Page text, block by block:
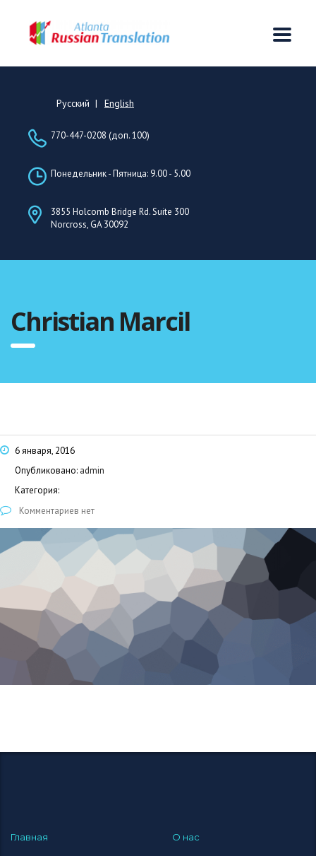
Русский English
770-447-0208 (доп. 100)
Понедельник - Пятница: 9.00 - 5.00
3855 Holcomb Bridge Rd. Suite 300
Norcross, GA 30092
Christian Marcil
6 января, 2016
Опубликовано: admin
Категория:
Комментариев нет
Главная О нас